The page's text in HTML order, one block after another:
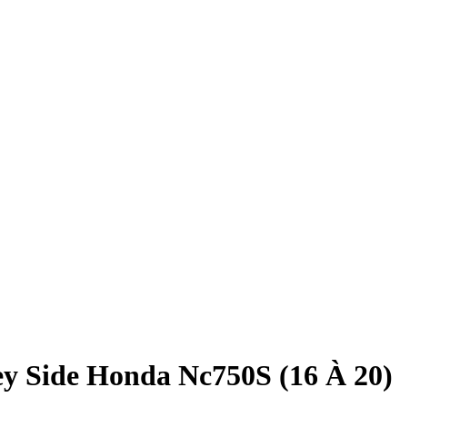
Honda Nc750S (16 À 20)